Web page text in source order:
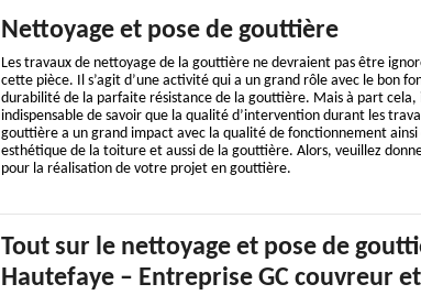
Nettoyage et pose de gouttière
Les travaux de nettoyage de la gouttière ne devraient pas être
cette pièce. Il s’agit d’une activité qui a un grand rôle avec le bon
durabilité de la parfaite résistance de la gouttière. Mais à part cela,
indispensable de savoir que la qualité d’intervention durant les
gouttière a un grand impact avec la qualité de fonctionnement ainsi
esthétique de la toiture et aussi de la gouttière. Alors, veuillez
pour la réalisation de votre projet en gouttière.
Tout sur le nettoyage et pose de
Hautefaye – Entreprise GC couvreur